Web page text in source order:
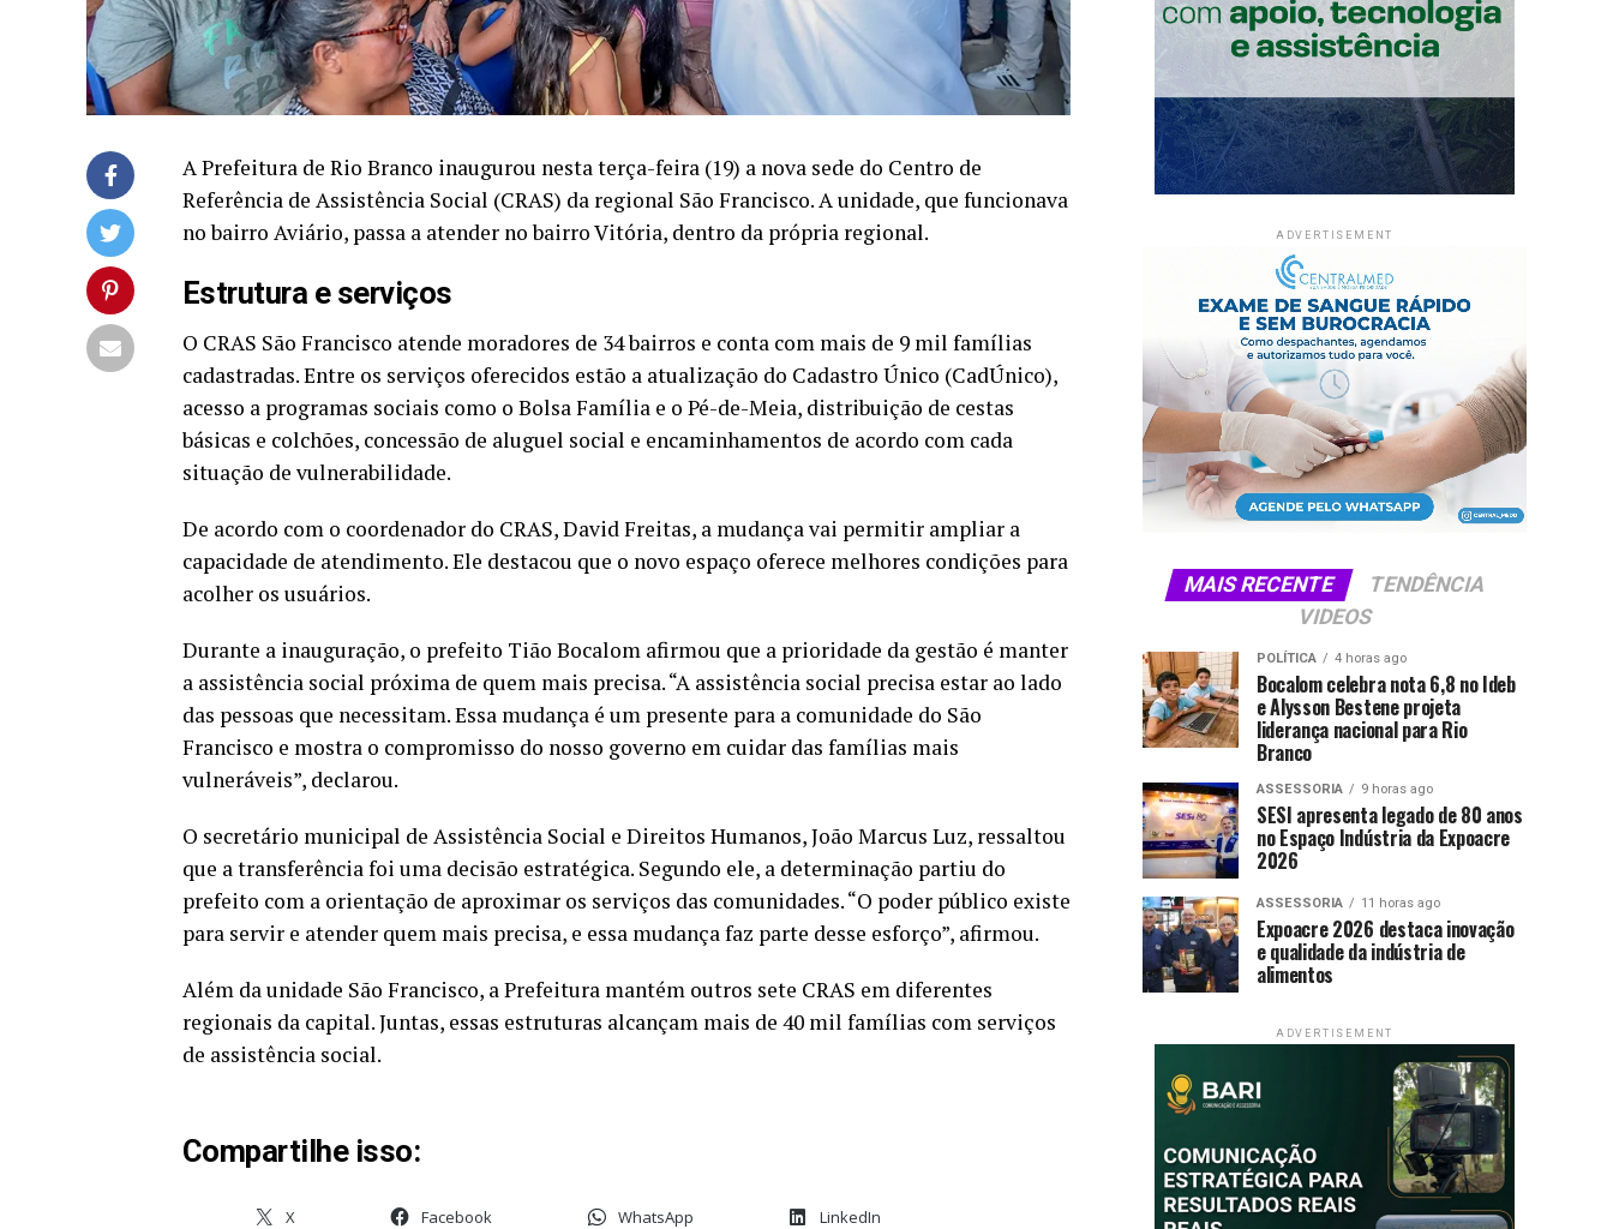
A Prefeitura de Rio Branco inaugurou nesta terça-feira (19) a nova sede do Centro de
Referência de Assistência Social (CRAS) da regional São Francisco. A unidade, que funcionava
no bairro Aviário, passa a atender no bairro Vitória, dentro da própria regional.
Estrutura e serviços
O CRAS São Francisco atende moradores de 34 bairros e conta com mais de 9 mil famílias
cadastradas. Entre os serviços oferecidos estão a atualização do Cadastro Único (CadÚnico),
acesso a programas sociais como o Bolsa Família e o Pé-de-Meia, distribuição de cestas
básicas e colchões, concessão de aluguel social e encaminhamentos de acordo com cada
situação de vulnerabilidade.
De acordo com o coordenador do CRAS, David Freitas, a mudança vai permitir ampliar a
capacidade de atendimento. Ele destacou que o novo espaço oferece melhores condições para
acolher os usuários.
Durante a inauguração, o prefeito Tião Bocalom afirmou que a prioridade da gestão é manter
a assistência social próxima de quem mais precisa. “A assistência social precisa estar ao lado
das pessoas que necessitam. Essa mudança é um presente para a comunidade do São
Francisco e mostra o compromisso do nosso governo em cuidar das famílias mais
vulneráveis”, declarou.
O secretário municipal de Assistência Social e Direitos Humanos, João Marcus Luz, ressaltou
que a transferência foi uma decisão estratégica. Segundo ele, a determinação partiu do
prefeito com a orientação de aproximar os serviços das comunidades. “O poder público existe
para servir e atender quem mais precisa, e essa mudança faz parte desse esforço”, afirmou.
Além da unidade São Francisco, a Prefeitura mantém outros sete CRAS em diferentes
regionais da capital. Juntas, essas estruturas alcançam mais de 40 mil famílias com serviços
de assistência social.
Compartilhe isso:
X Facebook WhatsApp LinkedIn
ADVERTISEMENT
MAIS RECENTE
TENDÊNCIA
VIDEOS
POLÍTICA 4 horas ago
Bocalom celebra nota 6,8 no Ideb
e Alysson Bestene projeta
liderança nacional para Rio
Branco
ASSESSORIA 9 horas ago
SESI apresenta legado de 80 anos
no Espaço Indústria da Expoacre
2026
ASSESSORIA 11 horas ago
Expoacre 2026 destaca inovação
e qualidade da indústria de
alimentos
ADVERTISEMENT